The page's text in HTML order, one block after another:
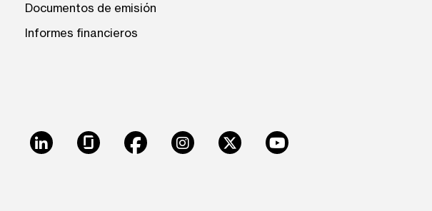
Documentos de emisión
Informes financieros
LinkedInGlassdoorFacebookInstagram
X Youtube